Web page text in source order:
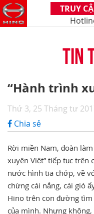
TRUY
(Tải trọng: 1,8 - 4,4
XZU650 - 4,99
XZU650 - 7,4
XZU710 - 5,5
XZU720 - 7,5
XZU730 - 8,5
SERIES 500
SERIES 700
SS2P 6X4 - 413
DỊCH VỤ VÀ PHỤ TÙNG
CHÍNH SÁCH
DỊCH VỤ SAU
PHỤ TÙNG
iHINO-CONNECT
DỊCH VỤ TÀI
ỨNG DỤNG ĐIỆN
ĐẠI LÝ
HỆ THỐNG ĐẠI
ĐĂNG KÝ TRỞ
TIN KHUYẾN MẠI
TIN TỨC CHUNG
CÙNG HÀNH TRÌNH
CÂU HỎI
CHIA SẺ TỪ
THỦ THUẬT LÁI
VỀ CHÚNG TÔI
HINO MOTORS
CHẶNG ĐƯỜNG
HOẠT ĐỘNG CỘNG
LIÊN HỆ
TIN
“Hành trình
Thứ 3, 25 Tháng tư
Chia sẻ
Rời miền Nam, đoàn
xuyên Việt” tiếp tục trên
nước hình tia chớp, về
chừng cái nắng, cái gió
Hino trên con đường
của mình. Nhưng